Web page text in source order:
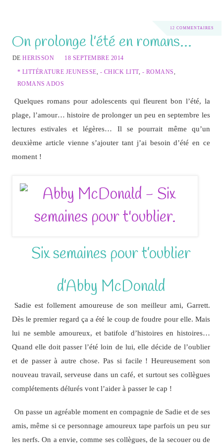
12 COMMENTAIRES
On prolonge l’été en romans…
DEHERISSON
18 SEPTEMBRE 2014
* LITTÉRATURE JEUNESSE, - CHICK LITT, - ROMANS,
ROMANS ADOS
Quelques romans pour adolescents qui fleurent bon l’été, la
plage, l’amour… histoire de prolonger un peu en septembre les
lectures estivales et légères… Il se pourrait même qu’un
deuxième article vienne s’ajouter tant j’ai besoin d’été en ce
moment !
Six semaines pour t’oublier
d’Abby McDonald
Sadie est follement amoureuse de son meilleur ami, Garrett.
Dès le premier regard ça a été le coup de foudre pour elle. Mais
lui ne semble amoureux, et batifole d’histoires en histoires…
Quand elle doit passer l’été loin de lui, elle décide de l’oublier
et de passer à autre chose. Pas si facile ! Heureusement son
nouveau travail, serveuse dans un café, et surtout ses collègues
complétements délurés vont l’aider à passer le cap !
On passe un agréable moment en compagnie de Sadie et de ses
amis, même si ce personnage amoureux tape parfois un peu sur
les nerfs. On a envie, comme ses collègues, de la secouer ou de